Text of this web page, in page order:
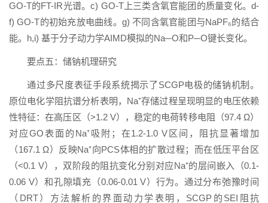
GO-T的FT-IR光谱。c) GO-T上三类含氧官能团的质量变化。d-
f) GO-T的初始充放电曲线。g) 不同含氧官能团与NaPF₆的结合
能。h,i) 基于分子动力学AIMD模拟的Na─O和P─O键长变化。
要点五：储钠机理研究
通过多尺度表征手段系统揭示了SCGP电极的储钠机制。
原位电化学阻抗谱分析表明，Na⁺存储过程呈现明显的电压依赖
性特征：在高压区（>1.2 V），稳定的电荷转移电阻（97.4 Ω）
对应GO表面的Na⁺吸附；在1.2-1.0 V区间，阻抗显著增加
（167.1 Ω）反映Na⁺向PCS体相的扩散过程；而在低压平台区
（<0.1 V），双阶段的阻抗变化分别对应Na⁺的层间嵌入（0.1-
0.06 V）和孔隙填充（0.06-0.01 V）行为。通过分布弛豫时间
（DRT）方法解析的界面动力学表明，SCGP的SEI阻抗